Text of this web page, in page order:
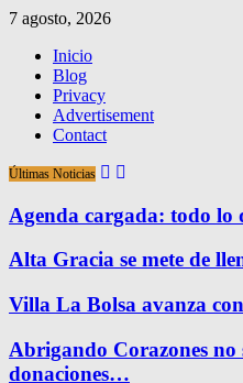
7 agosto, 2026
Inicio
Blog
Privacy
Advertisement
Contact
Últimas Noticias
Agenda cargada: todo lo
Alta Gracia se mete de
Villa La Bolsa avanza
Abrigando Corazones no
donaciones…